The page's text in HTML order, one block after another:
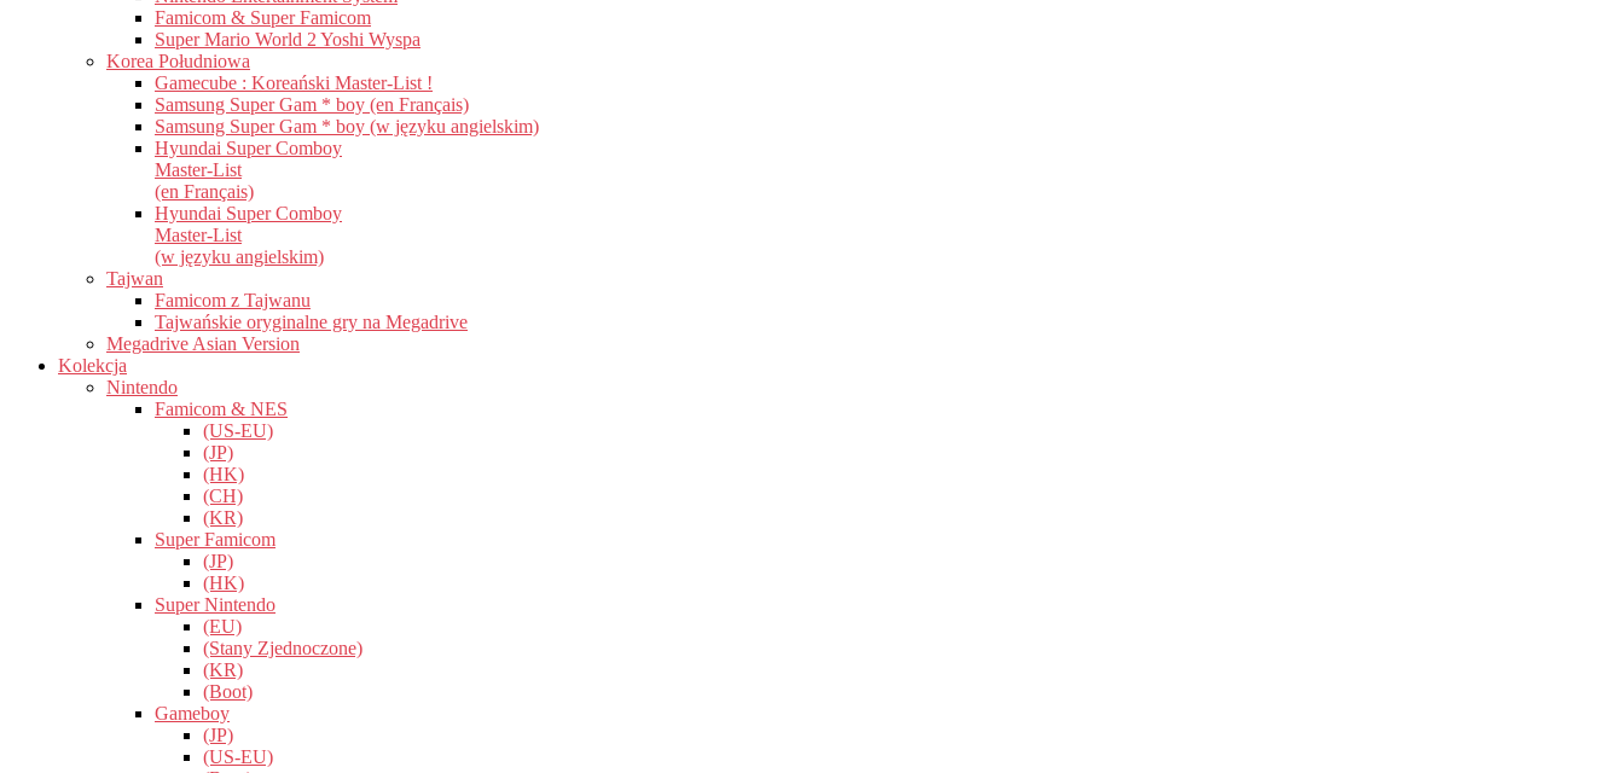
Famicom & Super Famicom
Super Mario World 2 Yoshi Wyspa
Korea Południowa
Gamecube : Koreański Master-List !
Samsung Super Gam * boy (en Français)
Samsung Super Gam * boy (w języku angielskim)
Hyundai Super Comboy
Master-List
(en Français)
Hyundai Super Comboy
Master-List
(w języku angielskim)
Tajwan
Famicom z Tajwanu
Tajwańskie oryginalne gry na Megadrive
Megadrive Asian Version
Kolekcja
Nintendo
Famicom & NES
(US-EU)
(JP)
(HK)
(CH)
(KR)
Super Famicom
(JP)
(HK)
Super Nintendo
(EU)
(Stany Zjednoczone)
(KR)
(Boot)
Gameboy
(JP)
(US-EU)